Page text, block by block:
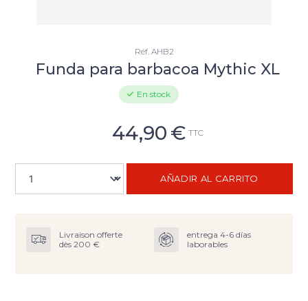
Réf. AHB2
Funda para barbacoa Mythic XL
En stock
44,90 € TTC
AÑADIR AL CARRITO
Livraison offerte
dès 200 €
entrega 4-6 días
laborables